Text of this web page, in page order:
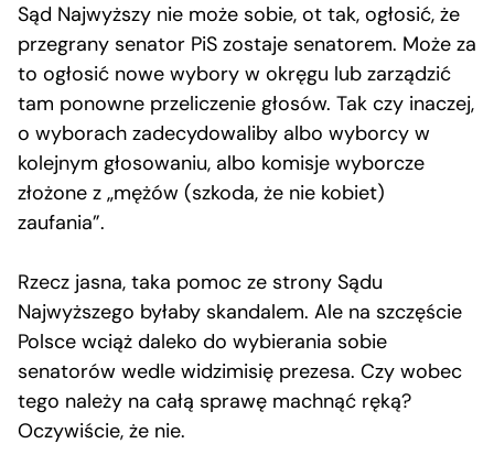
Sąd Najwyższy nie może sobie, ot tak, ogłosić, że
przegrany senator PiS zostaje senatorem. Może za
to ogłosić nowe wybory w okręgu lub zarządzić
tam ponowne przeliczenie głosów. Tak czy inaczej,
o wyborach zadecydowaliby albo wyborcy w
kolejnym głosowaniu, albo komisje wyborcze
złożone z „mężów (szkoda, że nie kobiet)
zaufania”.
Rzecz jasna, taka pomoc ze strony Sądu
Najwyższego byłaby skandalem. Ale na szczęście
Polsce wciąż daleko do wybierania sobie
senatorów wedle widzimisię prezesa. Czy wobec
tego należy na całą sprawę machnąć ręką?
Oczywiście, że nie.